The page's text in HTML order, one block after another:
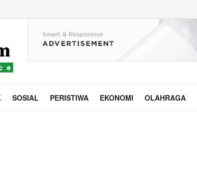
SOSIAL PERISTIWA EKONOMI OLAHRAGA